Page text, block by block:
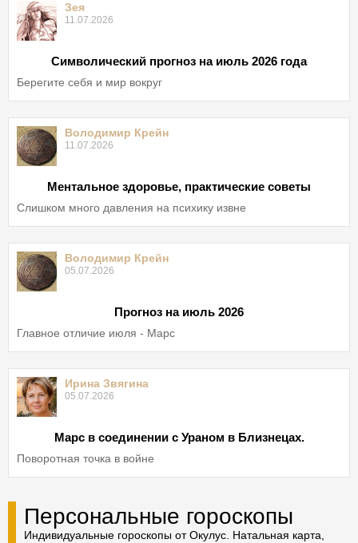
Зея
11.07.2026
Символический прогноз на июль 2026 года
Берегите себя и мир вокруг
Володимир Крейн
11.07.2026
Ментальное здоровье, практические советы
Слишком много давления на психику извне
Володимир Крейн
05.07.2026
Прогноз на июль 2026
Главное отличие июля - Марс
Ирина Звягина
05.07.2026
Марс в соединении с Ураном в Близнецах.
Поворотная точка в войне
Персональные гороскопы
Индивидуальные гороскопы от Окулус. Натальная карта,